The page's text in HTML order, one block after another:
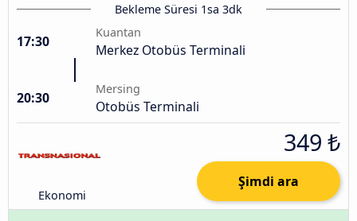
Bekleme Süresi 1sa 3dk
17:30
Kuantan
Merkez Otobüs Terminali
20:30
Mersing
Otobüs Terminali
Ekonomi
349 ₺
Şimdi ara